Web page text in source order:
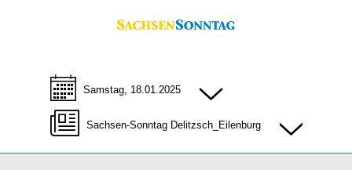
Samstag, 18.01.2025
Sachsen-Sonntag Delitzsch_Eilenburg